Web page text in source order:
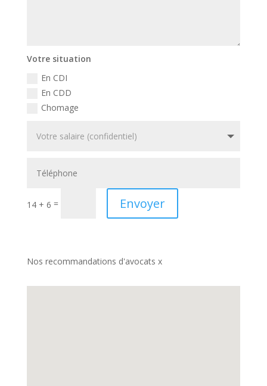
Votre situation
En CDI
En CDD
Chomage
14 + 6 = Envoyer
Nos recommandations d'avocats x